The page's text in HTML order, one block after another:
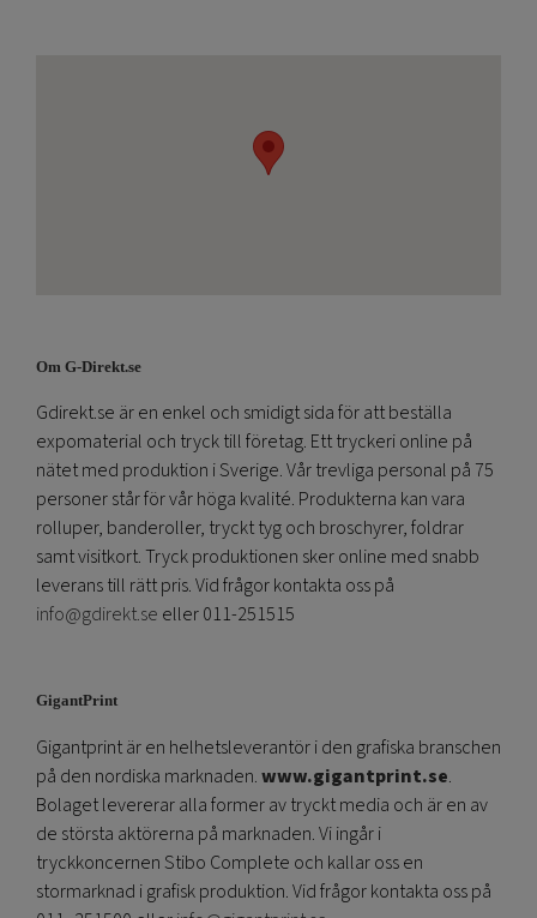
Om G-Direkt.se
Gdirekt.se är en enkel och smidigt sida för att beställa
expomaterial och tryck till företag. Ett tryckeri online på
nätet med produktion i Sverige. Vår trevliga personal på 75
personer står för vår höga kvalité. Produkterna kan vara
rolluper, banderoller, tryckt tyg och broschyrer, foldrar
samt visitkort. Tryck produktionen sker online med snabb
leverans till rätt pris. Vid frågor kontakta oss på
info@gdirekt.se eller 011-251515
GigantPrint
Gigantprint är en helhetsleverantör i den grafiska branschen
på den nordiska marknaden.www.gigantprint.se.
Bolaget levererar alla former av tryckt media och är en av
de största aktörerna på marknaden. Vi ingår i
tryckkoncernen Stibo Complete och kallar oss en
stormarknad i grafisk produktion. Vid frågor kontakta oss på